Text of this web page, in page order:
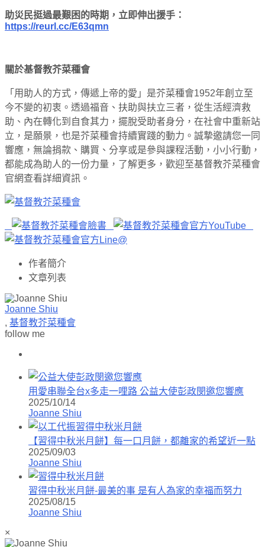
助災民挺過最艱困的時期 ，立即伸出援手 ：
https://reurl.cc/E63qmn
關於基督教芥菜種會
「用助人的方式，傳遞上帝的愛」是芥菜種會1952年創立至
今不變的初衷。透過福音、扶助與扶立三者，從生活經濟救
助、內在轉化到自食其力，擺脫受助者身分，在社會中重新站
立，是願景，也是芥菜種會持續實踐的動力。誠摯邀請您一同
響應，無論捐款、購買、分享或是參與課程活動，小小行動，
都能成為助人的一份力量，了解更多，歡迎至基督教芥菜種會
官網查看詳細資訊。
作者簡介
文章列表
Joanne Shiu
, 基督教芥菜種會
follow me
用愛串聯全台x多走一哩路 公益大使彭政閔邀您響應
2025/10/14
Joanne Shiu
【習得中秋米月餅】每一口月餅，都離家的希望近一點
2025/09/03
Joanne Shiu
習得中秋米月餅-最美的事 是有人為家的幸福而努力
2025/08/15
Joanne Shiu
×